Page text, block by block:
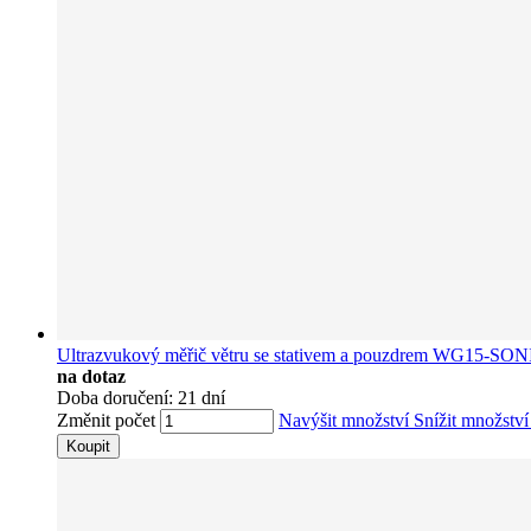
Ultrazvukový měřič větru se stativem a pouzdrem WG15-
na dotaz
Doba doručení: 21 dní
Změnit počet
Navýšit množství Snížit množství
Koupit